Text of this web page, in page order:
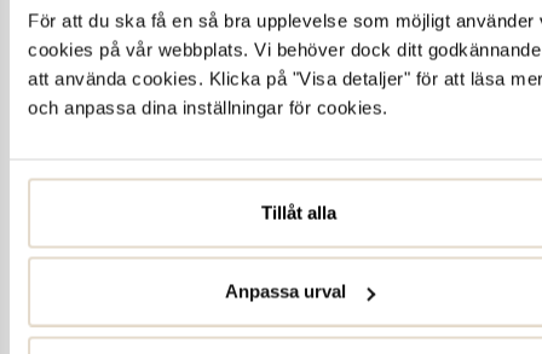
För att du ska få en så bra upplevelse som möjligt använder
cookies på vår webbplats. Vi behöver dock ditt
att använda cookies. Klicka på "Visa detaljer" för att läsa
och anpassa dina inställningar för cookies.
Tillåt alla
Anpassa urval